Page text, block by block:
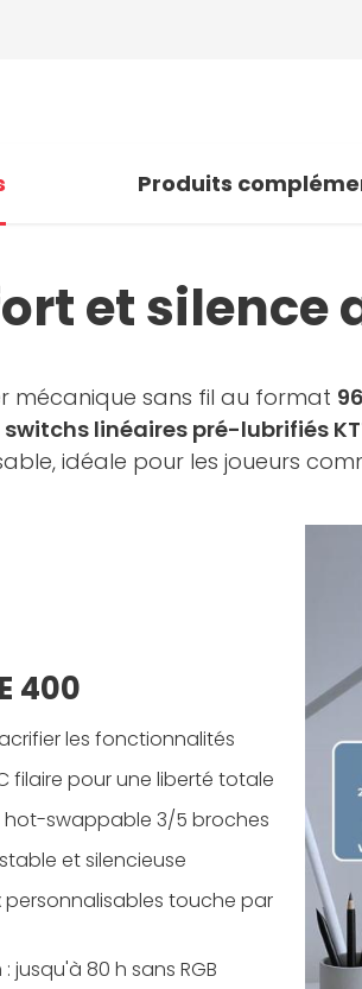
photosProduits
et silence
mécanique sans fil au format
switchs linéaires pré-lubrifiés
idéale pour les joueurs
400
les fonctionnalités
filaire pour une liberté totale
hot-swappable 3/5 broches
et silencieuse
personnalisables touche par
jusqu'à 80 h sans RGB